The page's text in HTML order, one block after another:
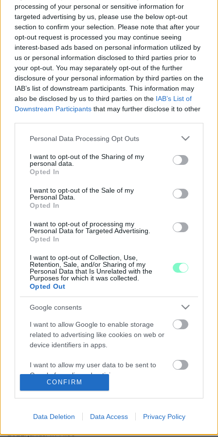
processing of your personal or sensitive information for
targeted advertising by us, please use the below opt-out
section to confirm your selection. Please note that after your
opt-out request is processed you may continue seeing
interest-based ads based on personal information utilized by
us or personal information disclosed to third parties prior to
your opt-out. You may separately opt-out of the further
disclosure of your personal information by third parties on the
IAB’s list of downstream participants. This information may
also be disclosed by us to third parties on the IAB’s List of
Downstream Participants that may further disclose it to other
Please note that this website/app uses one or more Google
not limited to your visit or usage behaviour. You may click to
grant or deny consent to Google and its third-party tags to
use your data for below specified purposes in below Google
consent section.
Personal Data Processing Opt Outs
I want to opt-out of the Sharing of my
personal data.
Opted In
I want to opt-out of the Sale of my
Personal Data.
Opted In
I want to opt-out of processing my
Personal Data for Targeted Advertising.
Opted In
I want to opt-out of Collection, Use,
Retention, Sale, and/or Sharing of my
Personal Data that Is Unrelated with the
Purposes for which it was collected.
Opted Out
Google consents
I want to allow Google to enable storage
related to advertising like cookies on web or
device identifiers in apps.
I want to allow my user data to be sent to
Google for online advertising purposes.
CONFIRM
Data Deletion Data Access Privacy Policy
Mert a kormány úgy legyűrte az inflációt!
600 FORINTNÁL TÖBB LESZ A BENZIN ÁRA
PÉNTEKTŐL LITERENKÉNT
2024. január. 31. 14:20
Ebben a hónapban ez a harmadik áremelés, még jó, hogy itt a
vége.
JÚLIUSBAN 17,6 SZÁZALÉKKAL NŐTTEK
ÁTLAGOSAN A FOGYASZTÓI ÁRAK, AZ
ÉLELMISZERÁRAK PEDIG ÁTLAGOSAN 0,9
SZÁZALÉKKAL CSÖKKENTEK
emelkedett a leginkább.
MÉG MINDIG NEM AKAR CSÖKKENNI AZ
INFLÁCIÓ, JELENLEG 25,2% AZ ÁTLAG
2023. Április. 12. 12:38
hónapjához képest
A KSH SZERINT 24,5 SZÁZALÉK VOLT A
2023. január. 13. 13:08
Az élelmiszerek ezen belül 44,8 százalékkal drágultak.
A NAP MEGDÖBBENTŐ SZÁMADATA: 4
MILLIÁRD FORINTOS TÖBBLETET OKOZ A
SZOMBATHELYI KÖLTSÉGVETÉSNEK A REZSI
ÁREMELKEDÉS
És ebben még nincsen benne a Távhő és a Vasivíz plusz költsége.
SZAKÉRTŐ AZ UGYTUDJUKNAK: EGÉSZEN
BIZTOS, HOGY LESZNEK OLYAN ÉTTERMEK,
AMELYEK NEM ÉLIK TÚL AZ INFLÁCIÓT
Jelenleg hazai alapanyagokkal próbálják kompenzálni az
emelkedő árakat a vendéglátók, árat viszont nem nagyon
tudnak emelni anélkül, hogy elijesszék a törzsvendégeiket.
SZINTE MINDEN TERÜLETEN KÉNYTELEN LESZ
ÖNKORMÁNYZAT
2022. június. 17. 14:06